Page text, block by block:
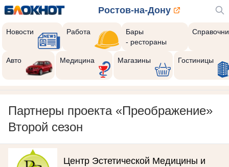
Ростов-на-Дону
Новости Работа
Бары
- рестораны
Авто Медицина Магазины Гостиницы
Партнеры проекта «Преображение»
Второй сезон
Центр Эстетической Медицины и